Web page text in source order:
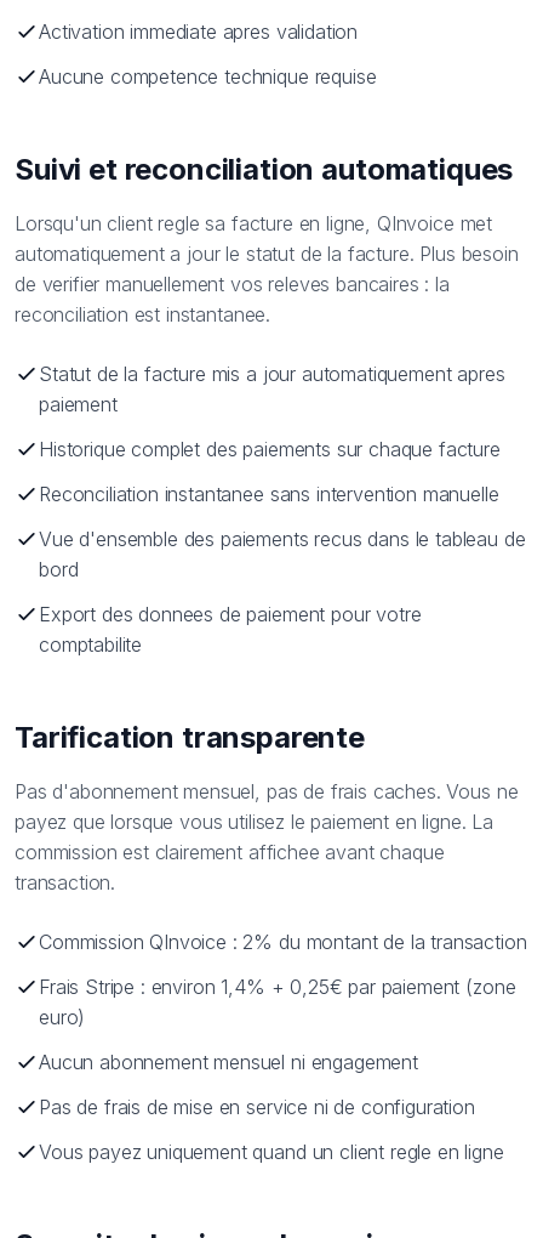
Activation immediate apres validation
Aucune competence technique requise
Suivi et reconciliation automatiques
Lorsqu'un client regle sa facture en ligne, QInvoice met
automatiquement a jour le statut de la facture. Plus besoin
de verifier manuellement vos releves bancaires : la
reconciliation est instantanee.
Statut de la facture mis a jour automatiquement apres
paiement
Historique complet des paiements sur chaque facture
Reconciliation instantanee sans intervention manuelle
Vue d'ensemble des paiements recus dans le tableau de
bord
Export des donnees de paiement pour votre
comptabilite
Tarification transparente
Pas d'abonnement mensuel, pas de frais caches. Vous ne
payez que lorsque vous utilisez le paiement en ligne. La
commission est clairement affichee avant chaque
transaction.
Commission QInvoice : 2% du montant de la transaction
Frais Stripe : environ 1,4% + 0,25€ par paiement (zone
euro)
Aucun abonnement mensuel ni engagement
Pas de frais de mise en service ni de configuration
Vous payez uniquement quand un client regle en ligne